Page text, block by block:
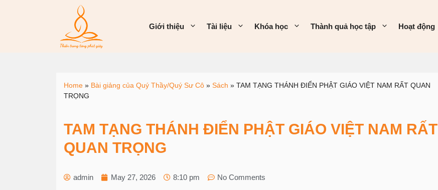
Giới thiệu Tài liệu Khóa học Thành quả học tập Hoạt động
Home » Bài giảng của Quý Thầy/Quý Sư Cô » Sách » TAM TẠNG THÁNH ĐIỂN PHẬT GIÁO VIỆT NAM RẤT QUAN
TRỌNG
TAM TẠNG THÁNH ĐIỂN PHẬT GIÁO VIỆT NAM RẤT
QUAN TRỌNG
admin May 27, 2026 8:10 pm No Comments